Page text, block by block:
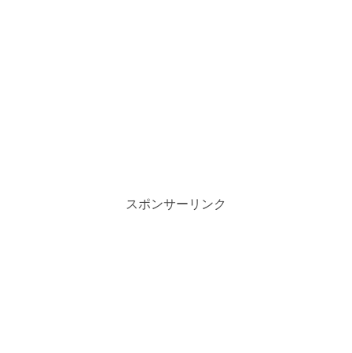
スポンサーリンク